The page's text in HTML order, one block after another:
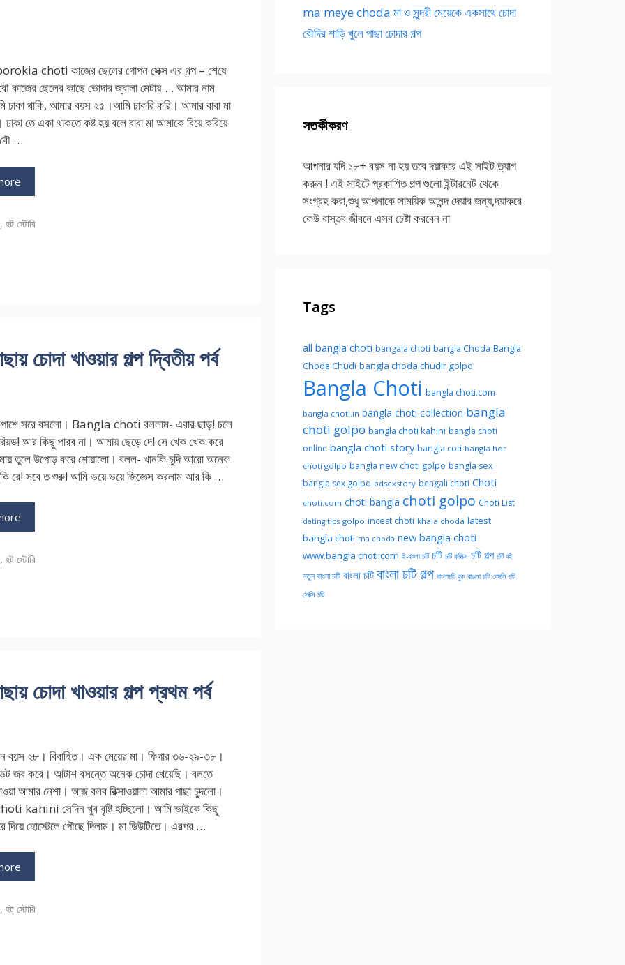
choti কাজের ছেলের গোপন সেক্স এর গল্প – শেষে
কাজের ছেলের কাছে ভোদার জ্বালা মেটায়…. আমার নাম
থাকি, আমার বয়স ২৫।আমি চাকরি করি। আমার বাবা মা
ঢাকা তে একা থাকতে কষ্ট হয় বলে বাবা মা আমাকে বিয়ে করিয়ে
…
,হট স্টোরি
চোদা খাওয়ার গল্প দ্বিতীয় পর্ব
সরে বসলো। Bangla choti বললাম- এবার ছাড়! চলে
আর কিছু পারব না। আমায় ছেড়ে দে! সে খেক খেক করে
তুলে উপোড় করে শোয়ালো। বলল- খানকি চুদি আরো অনেক
রে! সবে ত শুরু! আমি ভয়ে ভয়ে জিজ্ঞেস করলাম আর কি …
,হট স্টোরি
চোদা খাওয়ার গল্প প্রথম পর্ব
বয়স ২৮। বিবাহিত। এক মেয়ের মা। ফিগার ৩৬-২৯-৩৮।
জব করে। আটাশ বসন্তে অনেক চোদা খেয়েছি। বলতে
আমার নেশা। আজ বলব রিক্সাওয়ালা আমার পাছা চুদলো।
kahini সেদিন খুব বৃষ্টি হচ্ছিলো। আমি ভাইকে কিছু
দিয়ে হোস্টেলে পৌছে দিলাম। মা ডিউটিতে। এরপর …
,হট স্টোরি
ma meye choda মা ও সুন্দরী মেয়েকে একসাথে চোদা
বৌদির শাড়ি খুলে পাছা চোদার গল্প
সতর্কীকরণ
আপনার যদি ১৮+ বয়স না হয় তবে দয়াকরে এই সাইট ত্যাগ
করুন ! এই সাইটে প্রকাশিত গল্প গুলো ইন্টারনেট থেকে
সংগ্রহ করা,শুধু আপনাকে সাময়িক আনন্দ দেয়ার জন্য,দয়াকরে
কেউ বাস্তব জীবনে এসব চেষ্টা করবেন না
Tags
all bangla choti bangala choti bangla Choda Bangla
Choda Chudi bangla choda chudir golpo
Bangla Choti bangla choti.com
bangla choti.in bangla choti collection bangla
choti golpo bangla choti kahini bangla choti
online bangla choti story bangla coti bangla hot
choti golpo bangla new choti golpo bangla sex
bangla sex golpo bdsexstory bengali choti Choti
choti.com choti bangla choti golpo Choti List
dating tips golpo incest choti khala choda latest
bangla choti ma choda new bangla choti
www.bangla choti.com ই-বাংলা চটি চটি চটি কমিক্স চটি গল্প চটি বই
নতুন বাংলা চটি বাংলা চটি বাংলা চটি গল্প বাংলাচটি বুক বাঙলা চটি বেঙ্গলি চটি
সেক্সি চটি